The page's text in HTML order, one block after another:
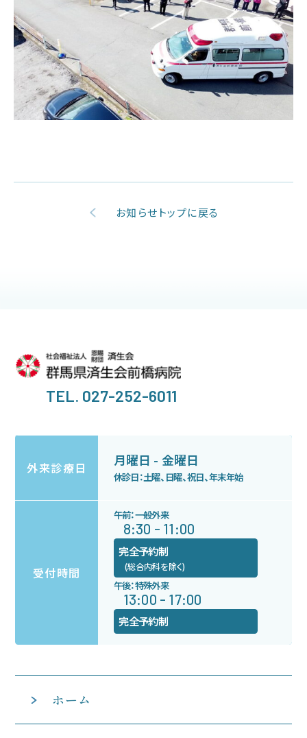
お知らせトップに戻る
TEL. 027-252-6011
外来診療日 月曜日 - 金曜日
休診日：土曜、日曜、祝日、年末年始
受付時間
午前：一般外来
8:30 - 11:00
完全予約制
(総合内科を除く)
午後：特殊外来
13:00 - 17:00
完全予約制
ホーム